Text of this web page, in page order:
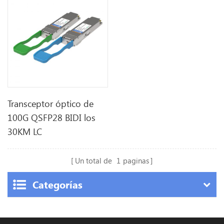
Transceptor óptico de
100G QSFP28 BIDI los
30KM LC
Un total de 1 paginas
Categorías